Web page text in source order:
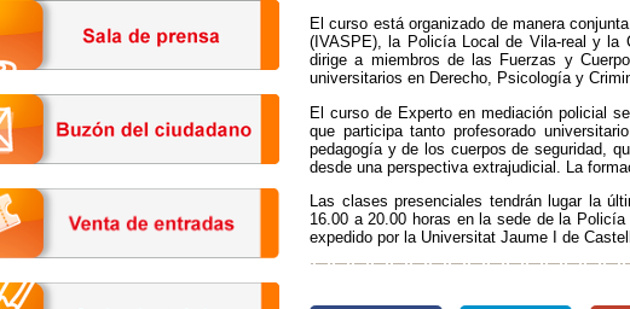
El curso está organizado de manera
(IVASPE), la Policía Local de Vila-real y la
dirige a miembros de las Fuerzas y
universitarios en Derecho, Psicología y
El curso de Experto en mediación policial
que participa tanto profesorado
pedagogía y de los cuerpos de seguridad,
desde una perspectiva extrajudicial. La
Las clases presenciales tendrán lugar la
16.00 a 20.00 horas en la sede de la
expedido por la Universitat Jaume I de